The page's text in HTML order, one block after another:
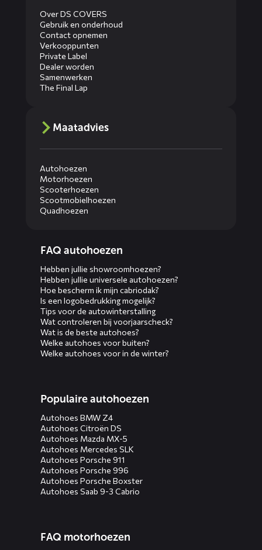
Over DS COVERS
Gebruik en onderhoud
Contact opnemen
Verkooppunten
Private Label
Dealer worden
Samenwerken
The Final Lap
Maatadvies
Autohoezen
Motorhoezen
Scooterhoezen
Scootmobielhoezen
Quadhoezen
menusFAQ autohoezen
Hebben jullie showroomhoezen?
Hebben jullie universele autohoezen?
Hoe bescherm ik mijn cabriodak?
Is een logobedrukking mogelijk?
Tips voor de autowinterstalling
Wat controleren bij voorjaarscheck?
Wat is de beste autohoes?
Welke autohoes voor buiten?
Welke autohoes voor in de winter?
Populaire autohoezen
Autohoes BMW Z4
Autohoes Citroën DS
Autohoes Mazda MX-5
Autohoes Mercedes SLK
Autohoes Porsche 911
Autohoes Porsche 996
Autohoes Porsche Boxster
Autohoes Saab 9-3 Cabrio
FAQ motorhoezen